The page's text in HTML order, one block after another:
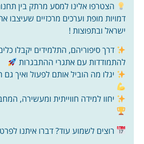
הצטרפו אלינו למסע מרתק בין
דמויות מופת וערכים מרכזיים שעיצבו
ישראל ובתפוצות !
דרך סיפוריהם, התלמידים יקבלו
להתמודדות עם אתגרי ההתבגרות
יגלו מה הוביל אותם לפעול ואיך
יחוו למידה חווייתית ומעשירה,
רוצים לשמוע עוד? דברו איתנו